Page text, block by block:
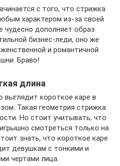
с того, что стрижка
характером из-за своей
чудесно дополняет образ
бизнес-леди, оно же
и романтичной
Браво!
длина
выглядит короткое каре в
Такая геометрия стрижка
Но стоит учитывать, что
смотреться только на
знать, что короткое каре
девушкам с тонкими и
чертами лица.